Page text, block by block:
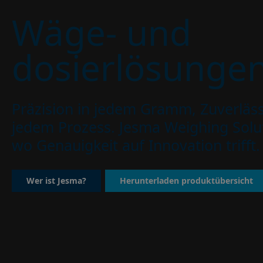
Wäge- und
Präzision in jedem Gramm,
jedem Prozess. Jesma Weighing
wo Genauigkeit auf Innovation trifft.
Wer ist Jesma? Herunterladen produktübersicht